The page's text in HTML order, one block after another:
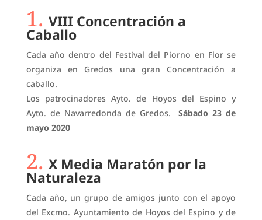
1. VIII Concentración a
Caballo
Cada año dentro del Festival del Piorno en Flor se
organiza en Gredos una gran Concentración a
caballo.
Los patrocinadores Ayto. de Hoyos del Espino y
Ayto. de Navarredonda de Gredos.
Sábado 23 de
mayo 2020
2. X Media Maratón por la
Naturaleza
Cada año, un grupo de amigos junto con el apoyo
del Excmo. Ayuntamiento de Hoyos del Espino y de